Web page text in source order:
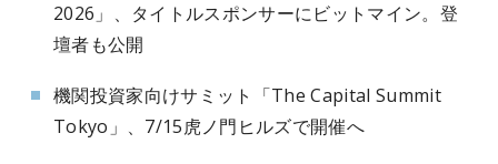
2026」、タイトルスポンサーにビットマイン。登
壇者も公開
機関投資家向けサミット「The Capital Summit
Tokyo」、7/15虎ノ門ヒルズで開催へ